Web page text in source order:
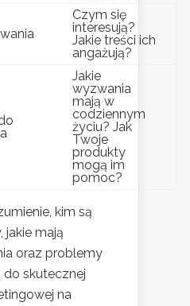
Czym się
interesują?
Jakie treści ich
angażują?
Jakie
wyzwania
mają w
codziennym
życiu? Jak
Twoje
produkty
mogą im
pomoc?
kim są
jakie mają
oraz problemy
skutecznej
na